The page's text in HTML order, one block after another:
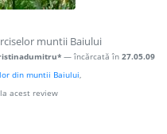
muntii Baiului
— încărcată în 27.05.09
din muntii Baiului,
acest review